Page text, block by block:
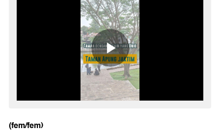
(fem/fem)